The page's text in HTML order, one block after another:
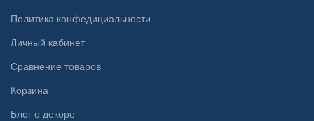
Политика конфедициальности
Личный кабинет
Сравнение товаров
Корзина
Блог о декоре